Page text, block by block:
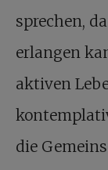
sprechen,
erlangen
aktiven
die